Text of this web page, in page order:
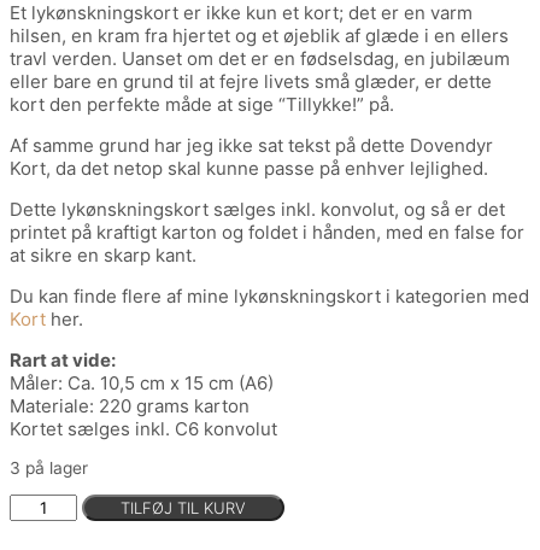
Et lykønskningskort er ikke kun et kort; det er en varm
hilsen, en kram fra hjertet og et øjeblik af glæde i en ellers
travl verden. Uanset om det er en fødselsdag, en jubilæum
eller bare en grund til at fejre livets små glæder, er dette
kort den perfekte måde at sige “Tillykke!” på.
Af samme grund har jeg ikke sat tekst på dette Dovendyr
Kort, da det netop skal kunne passe på enhver lejlighed.
Dette lykønskningskort sælges inkl. konvolut, og så er det
printet på kraftigt karton og foldet i hånden, med en false for
at sikre en skarp kant.
Du kan finde flere af mine lykønskningskort i kategorien med
Kort her.
Rart at vide:
Måler: Ca. 10,5 cm x 15 cm (A6)
Materiale: 220 grams karton
Kortet sælges inkl. C6 konvolut
3 på lager
Dovendyr
Kort
TILFØJ TIL KURV